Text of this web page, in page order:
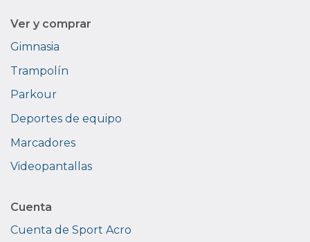
Ver y comprar
Gimnasia
Trampolín
Parkour
Deportes de equipo
Marcadores
Videopantallas
Cuenta
Cuenta de Sport Acro